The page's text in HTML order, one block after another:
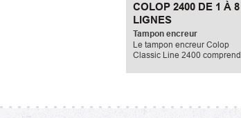
COLOP 2400 DE 1 À 8
LIGNES
Tampon encreur
Le tampon encreur Colop
Classic Line 2400 comprend
mesure 27x58mm. La